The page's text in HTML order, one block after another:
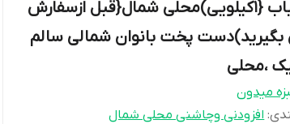
کال کباب {1کیلویی)محلی شمال{قبل ازسفارش
پخت بانوان شمالی سالم
،محلی
میدون
:افزودنی وچاشنی محلی شمال